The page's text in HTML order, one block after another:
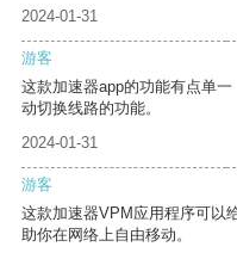
2024-01-31
游客
这款加速器app的功能有点单
动切换线路的功能。
2024-01-31
游客
这款加速器VPM应用程序可以
助你在网络上自由移动。